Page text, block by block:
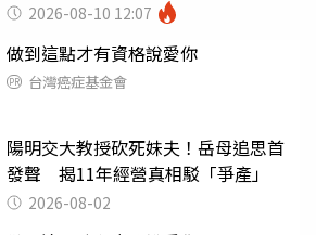
2026-08-10 12:07
做到這點才有資格說愛你
台灣癌症基金會
陽明交大教授砍死妹夫！岳母追思首
發聲 揭11年經營真相駁「爭產」
2026-08-02